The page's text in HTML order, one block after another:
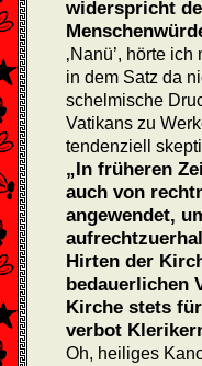
widerspricht
‚Nanü’, hörte
in dem Satz da
schelmische
Vatikans zu
tendenziell
„In früheren
auch von
angewendet,
Hirten der
bedauer­lichen
Kirche stets
verbot
Oh, heiliges